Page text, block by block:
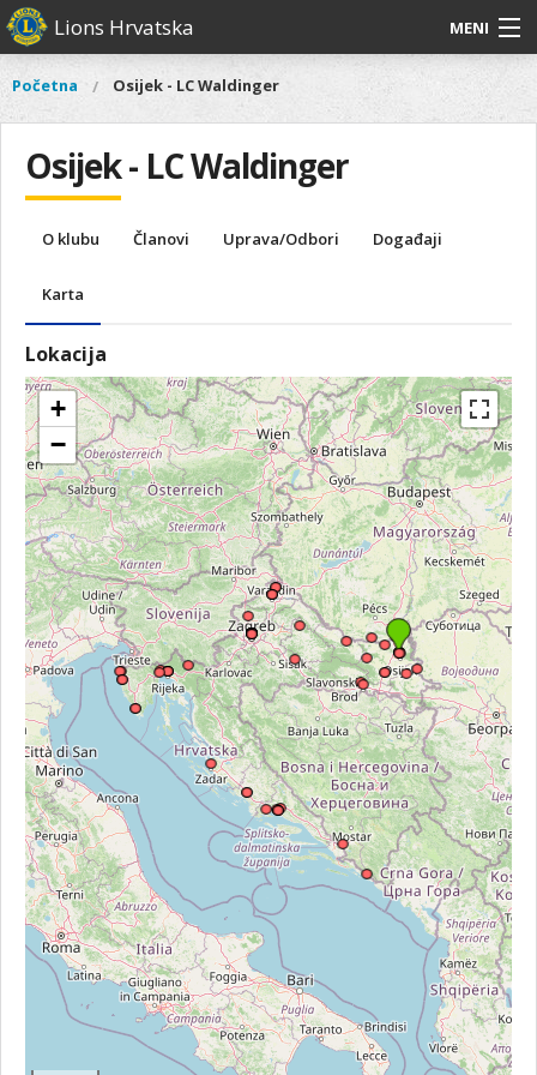
Skoči
na
sadržaj
Lions Hrvatska MENI
O nama
Naši projekti
Aktivnosti
Glavni
O
nama
Distrikt
126
Aktivnosti
Vi
ste
ovdje
Početna Osijek - LC Waldinger
Osijek - LC Waldinger
O klubu Članovi Uprava/Odbori Događaji
Karta
Lokacija
+
−